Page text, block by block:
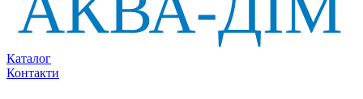
Каталог
Контакти